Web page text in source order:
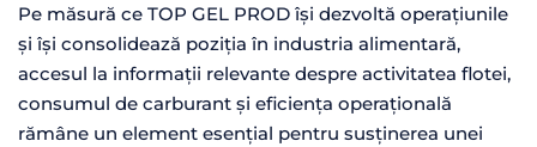
Pe măsură ce TOP GEL PROD își dezvoltă operațiunile
și își consolidează poziția în industria alimentară,
accesul la informații relevante despre activitatea flotei,
consumul de carburant și eficiența operațională
rămâne un element esențial pentru susținerea unei